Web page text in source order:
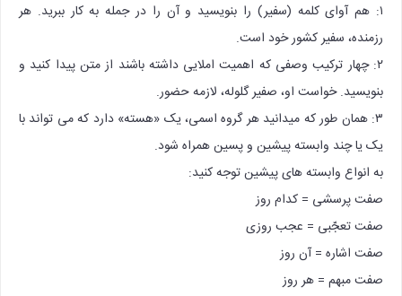
۱: هم آوای کلمه (سفیر) را بنویسید و آن را در جمله به کار ببرید. هر
رزمنده، سفیر کشور خود است.
۲: چهار ترکیب وصفی که اهمیت املایی داشته باشند از متن پیدا کنید و
بنویسید. خواست او، صفیر گلوله، لازمه حضور.
۳: همان طور که میدانید هر گروه اسمی، یک «هسته» دارد که می تواند با
یک یا چند وابسته پیشین و پسین همراه شود.
به انواع وابسته های پیشین توجه کنید:
صفت پرسشی = کدام روز
صفت تعجّبی = عجب روزی
صفت اشاره = آن روز
صفت مبهم =‌ هر روز